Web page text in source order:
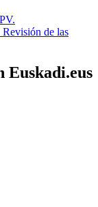
de las
Euskadi.eus